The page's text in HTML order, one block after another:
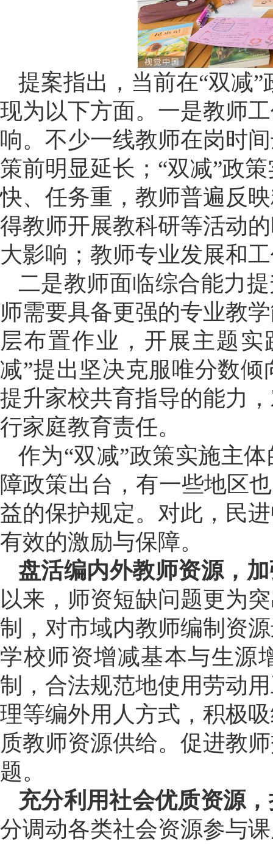
提案指出，当前在“双减
现为以下方面。一是教师
响。不少一线教师在岗时
策前明显延长；“双减”政
快、任务重，教师普遍反
得教师开展教科研等活动
大影响；教师专业发展和
二是教师面临综合能力
师需要具备更强的专业教
层布置作业，开展主题
减”提出坚决克服唯分数
提升家校共育指导的能力
行家庭教育责任。
作为“双减”政策实施主
障政策出台，有一些地区
益的保护规定。对此，民
有效的激励与保障。
盘活编内外教师资源，
以来，师资短缺问题更为
制，对市域内教师编制资
学校师资增减基本与生源
制，合法规范地使用劳动
理等编外用人方式，积极
质教师资源供给。促进教
题。
充分利用社会优质资源
分调动各类社会资源参与